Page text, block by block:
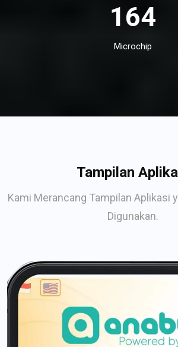
164
Microchip
Tampilan
Kami Merancang Tampilan Aplikasi
Digunakan.